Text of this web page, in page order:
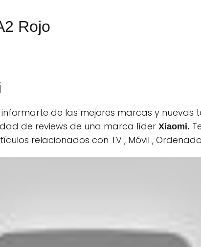
Rojo
de las mejores marcas y nuevas
de reviews de una marca líder Xiaomi.
relacionados con TV , Móvil ,